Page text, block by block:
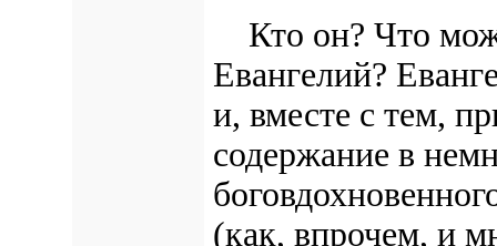
Кто он? Что
Евангелий?
и, вместе с тем,
содержание в
(как, впрочем, и